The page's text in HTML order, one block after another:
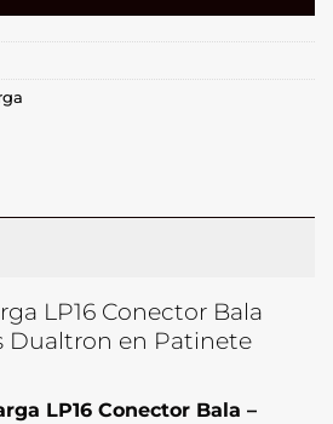
LP16 Conector Bala
Dualtron en Patinete
LP16 Conector Bala –